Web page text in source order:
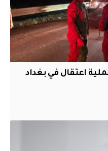
اعتقال في بغداد